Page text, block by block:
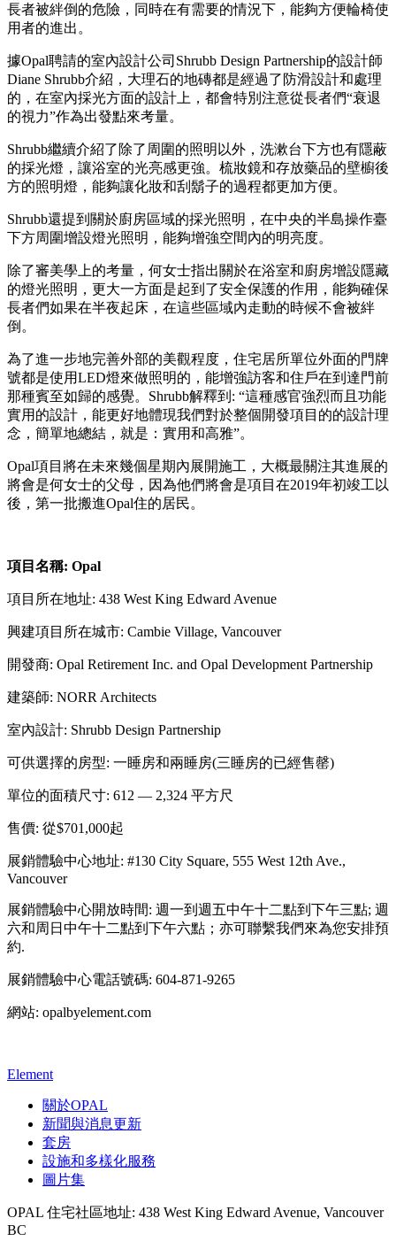
長者被絆倒的危險，同時在有需要的情況下，能夠方便輪椅使
用者的進出。
據Opal聘請的室內設計公司Shrubb Design Partnership的設計師
Diane Shrubb介紹，大理石的地磚都是經過了防滑設計和處理
的，在室內採光方面的設計上，都會特別注意從長者們“衰退
的視力”作為出發點來考量。
Shrubb繼續介紹了除了周圍的照明以外，洗漱台下方也有隱蔽
的採光燈，讓浴室的光亮感更強。梳妝鏡和存放藥品的壁櫥後
方的照明燈，能夠讓化妝和刮鬍子的過程都更加方便。
Shrubb還提到關於廚房區域的採光照明，在中央的半島操作臺
下方周圍增設燈光照明，能夠增強空間內的明亮度。
除了審美學上的考量，何女士指出關於在浴室和廚房增設隱藏
的燈光照明，更大一方面是起到了安全保護的作用，能夠確保
長者們如果在半夜起床，在這些區域內走動的時候不會被絆
倒。
為了進一步地完善外部的美觀程度，住宅居所單位外面的門牌
號都是使用LED燈來做照明的，能增強訪客和住戶在到達門前
那種賓至如歸的感覺。Shrubb解釋到: “這種感官強烈而且功能
實用的設計，能更好地體現我們對於整個開發項目的的設計理
念，簡單地總結，就是：實用和高雅”。
Opal項目將在未來幾個星期內展開施工，大概最關注其進展的
將會是何女士的父母，因為他們將會是項目在2019年初竣工以
後，第一批搬進Opal住的居民。
項目名稱: Opal
項目所在地址: 438 West King Edward Avenue
興建項目所在城市: Cambie Village, Vancouver
開發商: Opal Retirement Inc. and Opal Development Partnership
建築師: NORR Architects
室內設計: Shrubb Design Partnership
可供選擇的房型: 一睡房和兩睡房(三睡房的已經售罄)
單位的面積尺寸: 612 — 2,324 平方尺
售價: 從$701,000起
展銷體驗中心地址: #130 City Square, 555 West 12th Ave.,
Vancouver
展銷體驗中心開放時間: 週一到週五中午十二點到下午三點; 週
六和周日中午十二點到下午六點；亦可聯繫我們來為您安排預
約.
展銷體驗中心電話號碼: 604-871-9265
網站: opalbyelement.com
Element
關於OPAL
新聞與消息更新
套房
設施和多樣化服務
圖片集
OPAL 住宅社區地址: 438 West King Edward Avenue, Vancouver
BC